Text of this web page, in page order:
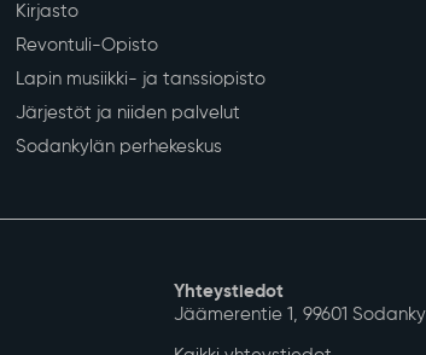
Kirjasto
Revontuli-Opisto
Lapin musiikki- ja tanssiopisto
Järjestöt ja niiden palvelut
Sodankylän perhekeskus
Yhteystiedot
Jäämerentie 1, 99601